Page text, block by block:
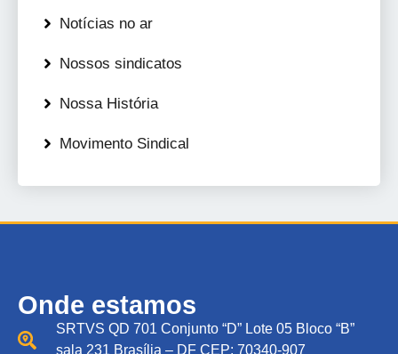
Notícias no ar
Nossos sindicatos
Nossa História
Movimento Sindical
Onde estamos
SRTVS QD 701 Conjunto “D” Lote 05 Bloco “B”
sala 231 Brasília – DF CEP: 70340-907